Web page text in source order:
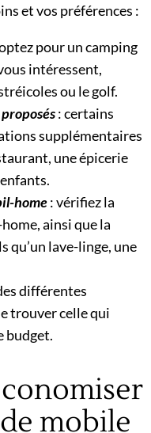
et vos préférences :
pour un camping
intéressent,
ou le golf.
: certains
supplémentaires
une épicerie
home: vérifiez la
ainsi que la
qu’un lave-linge, une
différentes
trouver celle qui
budget.
mobile